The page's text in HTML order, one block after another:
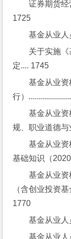
证券期货经
1725
基金从业人
关于实施
定.... 1745
基金从业
行）
基金从业
规、职业道德
基金从业
基础知识（
基金从业
（含创业投资
1770
基金从业
基金从业人